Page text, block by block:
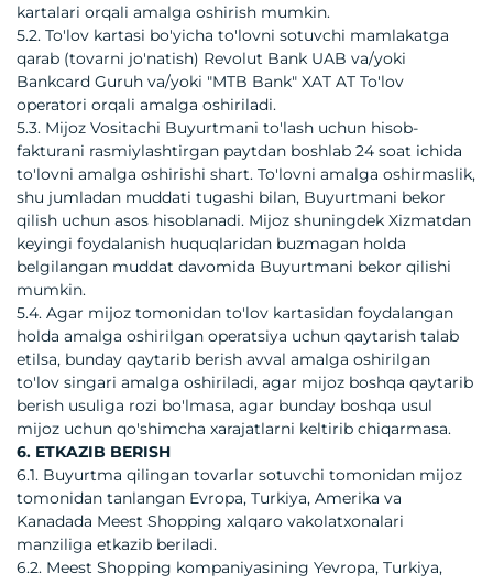
kartalari orqali amalga oshirish mumkin.
5.2. To'lov kartasi bo'yicha to'lovni sotuvchi mamlakatga
qarab (tovarni jo'natish) Revolut Bank UAB va/yoki
Bankcard Guruh va/yoki "MTB Bank" XAT AT To'lov
operatori orqali amalga oshiriladi.
5.3. Mijoz Vositachi Buyurtmani to'lash uchun hisob-
fakturani rasmiylashtirgan paytdan boshlab 24 soat ichida
to'lovni amalga oshirishi shart. To'lovni amalga oshirmaslik,
shu jumladan muddati tugashi bilan, Buyurtmani bekor
qilish uchun asos hisoblanadi. Mijoz shuningdek Xizmatdan
keyingi foydalanish huquqlaridan buzmagan holda
belgilangan muddat davomida Buyurtmani bekor qilishi
mumkin.
5.4. Agar mijoz tomonidan to'lov kartasidan foydalangan
holda amalga oshirilgan operatsiya uchun qaytarish talab
etilsa, bunday qaytarib berish avval amalga oshirilgan
to'lov singari amalga oshiriladi, agar mijoz boshqa qaytarib
berish usuliga rozi bo'lmasa, agar bunday boshqa usul
mijoz uchun qo'shimcha xarajatlarni keltirib chiqarmasa.
6. ETKAZIB BERISH
6.1. Buyurtma qilingan tovarlar sotuvchi tomonidan mijoz
tomonidan tanlangan Evropa, Turkiya, Amerika va
Kanadada Meest Shopping xalqaro vakolatxonalari
manziliga etkazib beriladi.
6.2. Meest Shopping kompaniyasining Yevropa, Turkiya,